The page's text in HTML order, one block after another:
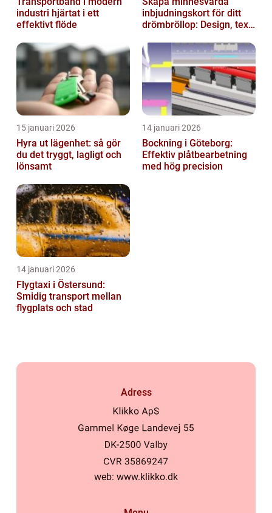
industri hjärtat i ett
effektivt flöde
inbjudningskort för ditt
drömbröllop: Design, text
15 januari 2026
Hyra ut lägenhet: så gör
du det tryggt, lagligt och
lönsamt
14 januari 2026
Bockning i Göteborg:
Effektiv plåtbearbetning
med hög precision
14 januari 2026
Flygtaxi i Östersund:
Smidig transport mellan
flygplats och stad
Adress
web: www.klikko.dk